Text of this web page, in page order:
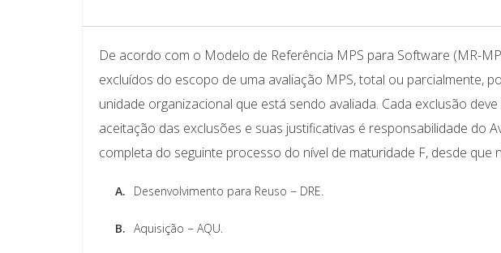
De acordo com o Modelo de Referência MPS para Software (MR-
excluídos do escopo de uma avaliação MPS, total ou parcialmente,
unidade organizacional que está sendo avaliada. Cada exclusão
aceitação das exclusões e suas justificativas é responsabilidade do
completa do seguinte processo do nível de maturidade F, desde
A. Desenvolvimento para Reuso − DRE.
B. Aquisição − AQU.